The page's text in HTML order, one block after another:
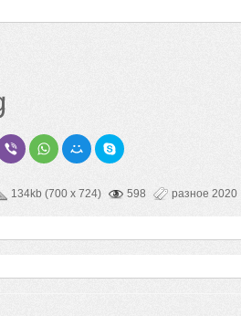
134kb (700 x 724) 598 разное 2020